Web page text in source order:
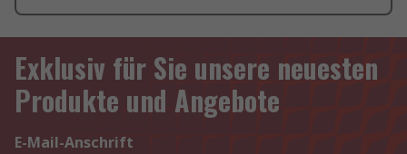
Exklusiv für Sie unsere neuesten
Produkte und Angebote
E-Mail-Anschrift